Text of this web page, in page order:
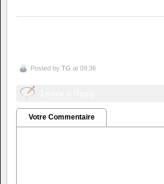
Posted by TG at 09:36
Votre Commentaire